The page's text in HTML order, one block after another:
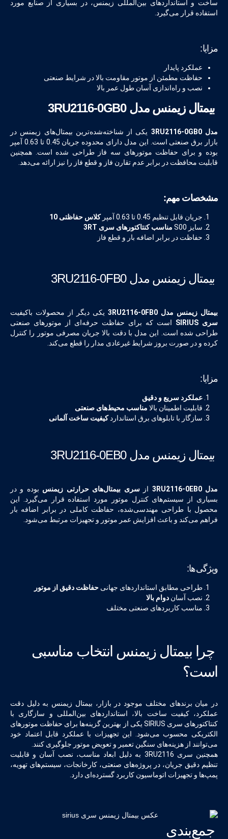
ساخت و استانداردهای بین‌المللی زیمنس، در بسیاری از صنایع مورد
استفاده قرار می‌گیرد.
مزایا:
عملکرد پایدار
حفاظت مطمئن از موتور مقاومت بالا در شرایط صنعتی
نصب و راه‌اندازی آسان طول عمر بالا
بیمتال زیمنس مدل 3RU2116-0GB0
مدل 3RU2116-0GB0
یکی از شناخته‌شده‌ترین بیمتال‌های زیمنس در
بازار برق صنعتی است. این مدل دارای محدوده جریان 0.45 تا 0.63 آمپر
بوده و برای حفاظت موتورهای سه فاز طراحی شده است. همچنین
قابلیت محافظت در برابر عدم تقارن فاز و قطع فاز را نیز ارائه می‌دهد.
مشخصات مهم:
جریان قابل تنظیم 0.45 تا 0.63 آمپر
کلاس حفاظتی 10
سایز S00
مناسب کنتاکتورهای سری 3RT
حفاظت در برابر اضافه بار و قطع فاز
بیمتال زیمنس مدل 3RU2116-0FB0
بیمتال زیمنس مدل 3RU2116-0FB0
یکی دیگر از محصولات باکیفیت
سری SIRIUS
است که برای حفاظت حرفه‌ای از موتورهای صنعتی
طراحی شده است. این مدل با دقت بالا جریان مصرفی موتور را کنترل
کرده و در صورت بروز شرایط غیرعادی مدار را قطع می‌کند.
مزایا:
عملکرد سریع و دقیق
قابلیت اطمینان بالامناسب محیط‌های صنعتی
سازگار با تابلوهای برق استاندارد کیفیت ساخت آلمانی
بیمتال زیمنس مدل 3RU2116-0EB0
مدل 3RU2116-0EB0 از سری بیمتال‌های حرارتی زیمنس بوده و در
بسیاری از سیستم‌های کنترل موتور مورد استفاده قرار می‌گیرد. این
محصول با طراحی مهندسی‌شده، حفاظت کاملی در برابر اضافه بار
فراهم می‌کند و باعث افزایش عمر موتور و تجهیزات مرتبط می‌شود.
ویژگی‌ها:
طراحی مطابق استانداردهای جهانی حفاظت دقیق از موتور
نصب آسان دوام بالا
مناسب کاربردهای صنعتی مختلف
چرا بیمتال زیمنس انتخاب مناسبی
است؟
در میان برندهای مختلف موجود در بازار، بیمتال زیمنس به دلیل دقت
عملکرد، کیفیت ساخت بالا، استانداردهای بین‌المللی و سازگاری با
کنتاکتورهای سری SIRIUS یکی از بهترین گزینه‌ها برای حفاظت موتورهای
الکتریکی محسوب می‌شود. این تجهیزات با عملکرد قابل اعتماد خود
می‌توانند از هزینه‌های سنگین تعمیر و تعویض موتور جلوگیری کنند.
همچنین سری 3RU2116 به دلیل ابعاد مناسب، نصب آسان و قابلیت
تنظیم دقیق جریان، در پروژه‌های صنعتی، کارخانجات، سیستم‌های تهویه،
پمپ‌ها و تجهیزات اتوماسیون کاربرد گسترده‌ای دارد.
جمع‌بندی